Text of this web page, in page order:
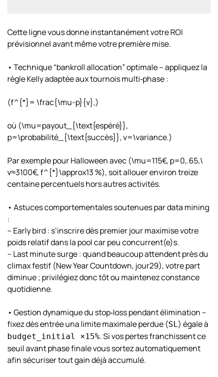
Cette ligne vous donne instantanément votre ROI
prévisionnel avant même votre première mise.
• Technique “bankroll allocation” optimale – appliquez la
règle Kelly adaptée aux tournois multi‐phase :
(f^{*}= \frac{\mu-p}{v},)
où (\mu=payout_{\text{espéré}},
p=\probabilité_{\text{succès}}, v=\variance.)
Par exemple pour Halloween avec (\mu=115€, p=0,.65,\
v≈3100€, f^{*}\approx13 %), soit allouer environ treize
centaine percentuels hors autres activités.
• Astuces comportementales soutenues par data mining
:
– Early bird : s’inscrire dès premier jour maximise votre
poids relatif dans la pool car peu concurrent(e)s.
– Last minute surge : quand beaucoup attendent près du
climax festif (New Year Countdown, jour​29), votre part
diminue ; privilégiez donc tôt ou maintenez constance
quotidienne.
• Gestion dynamique du stop‑loss pendant élimination –
fixez dès entrée una limite maximale perdue (SL ) égale à
budget_initial ×15%. Si vos pertes franchissent ce
seuil avant phase finale vous sortez automatiquement
afin sécuriser tout gain déjà accumulé.